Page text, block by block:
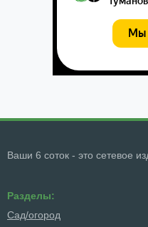
Ваши 6 соток - это сетевое
Разделы:
Сад/огород